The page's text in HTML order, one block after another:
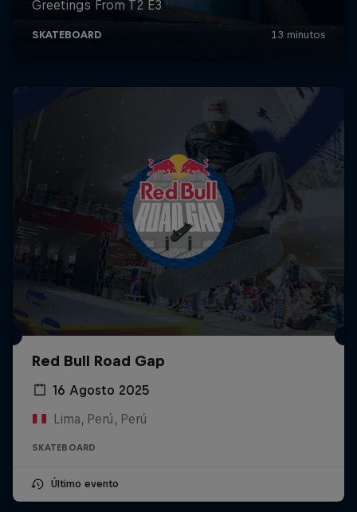
Red Bull Road Gap
16 Agosto 2025
Lima, Perú, Perú
SKATEBOARD
Último evento